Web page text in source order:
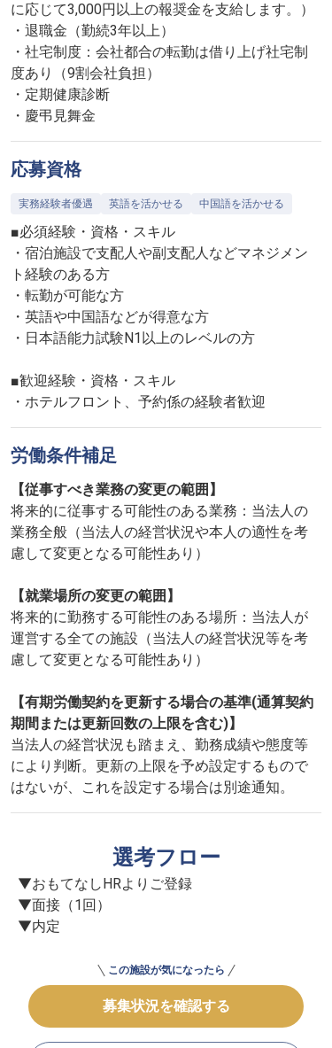
に応じて3,000円以上の報奨金を支給します。）
・退職金（勤続3年以上）
・社宅制度：会社都合の転勤は借り上げ社宅制
度あり（9割会社負担）
・定期健康診断
・慶弔見舞金
応募資格
実務経験者優遇 英語を活かせる 中国語を活かせる
■必須経験・資格・スキル
・宿泊施設で支配人や副支配人などマネジメン
ト経験のある方
・転勤が可能な方
・英語や中国語などが得意な方
・日本語能力試験N1以上のレベルの方
■歓迎経験・資格・スキル
・ホテルフロント、予約係の経験者歓迎
労働条件補足
【従事すべき業務の変更の範囲】
将来的に従事する可能性のある業務：当法人の
業務全般（当法人の経営状況や本人の適性を考
慮して変更となる可能性あり）
【就業場所の変更の範囲】
将来的に勤務する可能性のある場所：当法人が
運営する全ての施設（当法人の経営状況等を考
慮して変更となる可能性あり）
【有期労働契約を更新する場合の基準(通算契約
期間または更新回数の上限を含む)】
当法人の経営状況も踏まえ、勤務成績や態度等
により判断。更新の上限を予め設定するもので
はないが、これを設定する場合は別途通知。
選考フロー
▼おもてなしHRよりご登録
▼面接（1回）
▼内定
この施設が気になったら
募集状況を確認する